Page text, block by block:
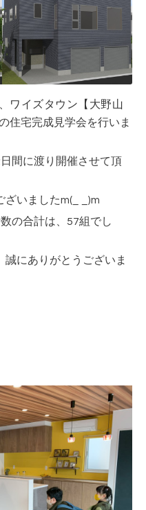
ワイズタウン【大野山
住宅完成見学会を行いま
間に渡り開催させて頂
ざいましたm(_ _)m
の合計は、57組でし
にありがとうございま